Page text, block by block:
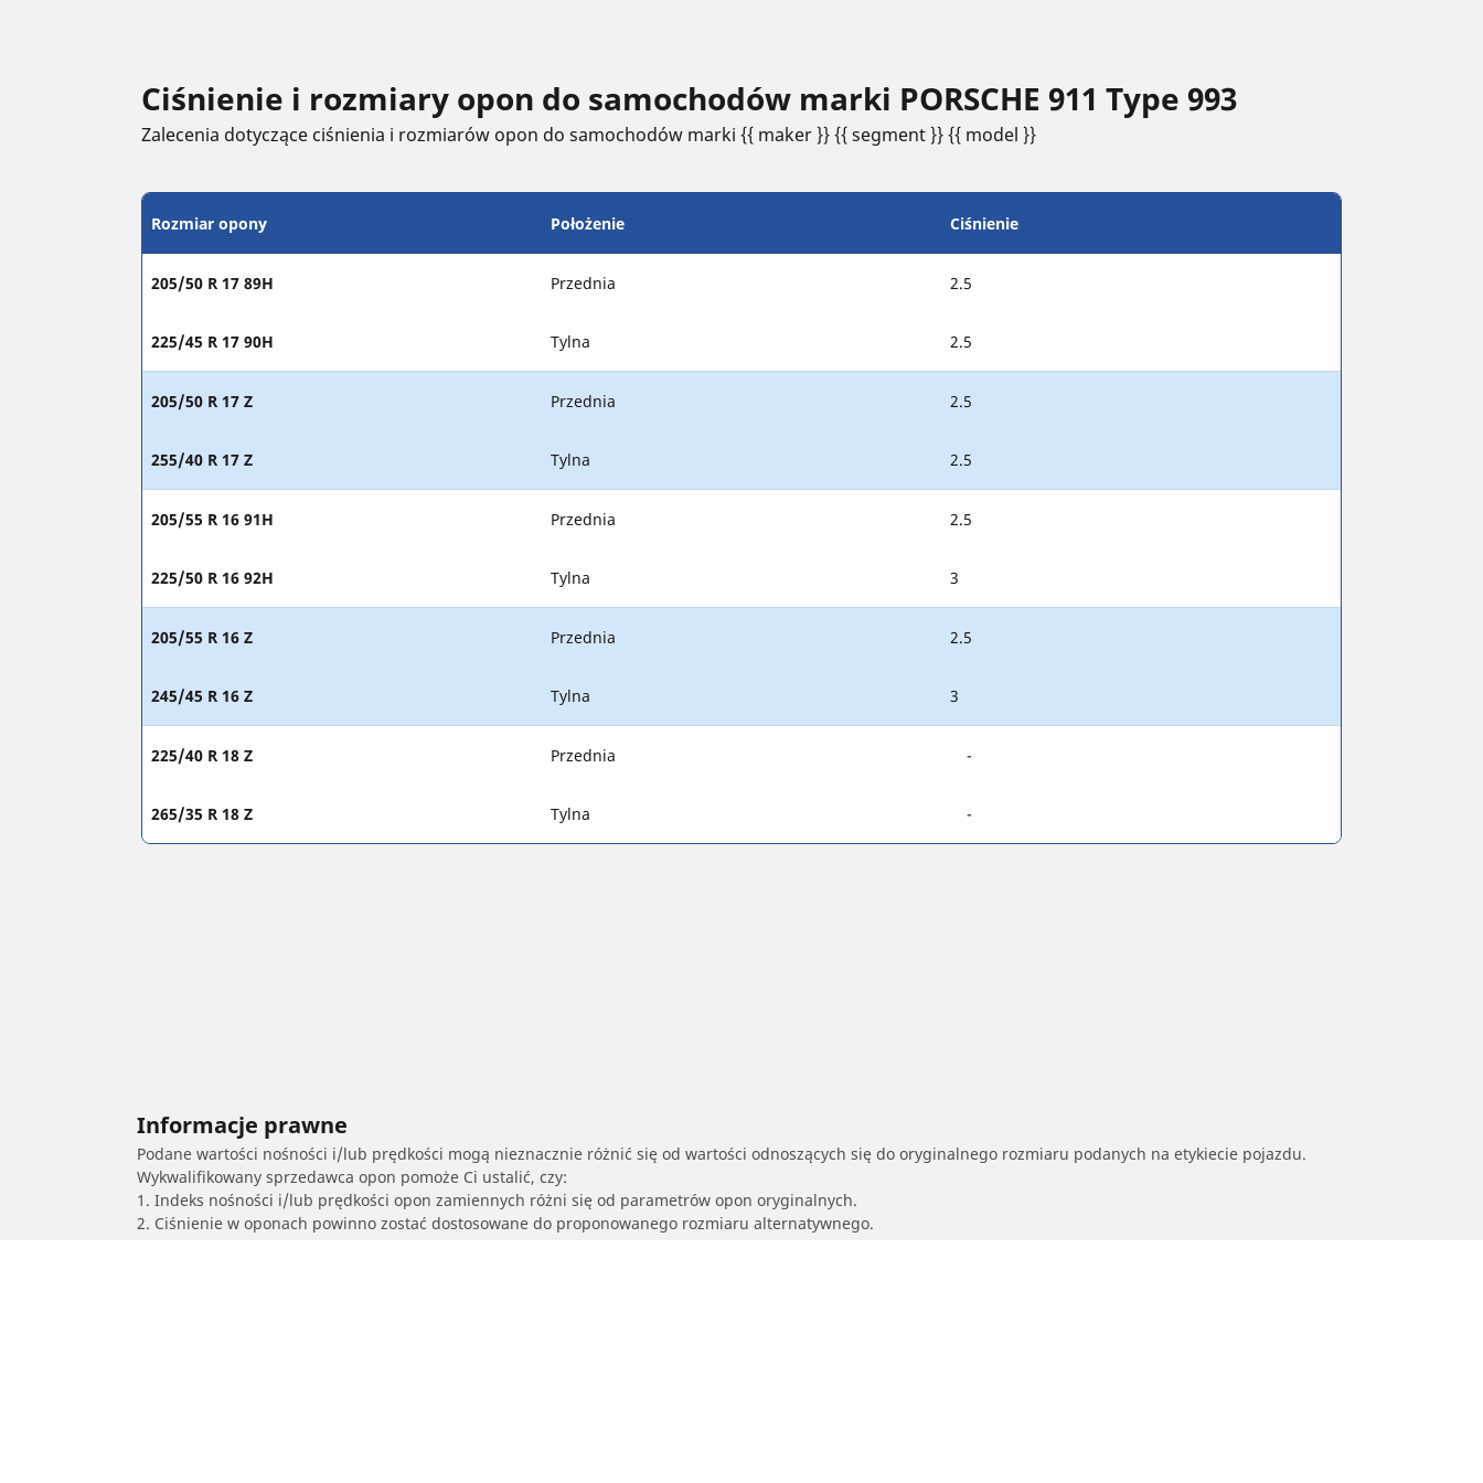
Ciśnienie i rozmiary opon do samochodów marki PORSCHE 911 Type 993
Zalecenia dotyczące ciśnienia i rozmiarów opon do samochodów marki {{ maker }} {{ segment }} {{ model }}
Rozmiar opony Położenie Ciśnienie
205/50 R 17 89H Przednia 2.5
225/45 R 17 90H Tylna 2.5
205/50 R 17 Z Przednia 2.5
255/40 R 17 Z Tylna 2.5
205/55 R 16 91H Przednia 2.5
225/50 R 16 92H Tylna 3
205/55 R 16 Z Przednia 2.5
245/45 R 16 Z Tylna 3
225/40 R 18 Z Przednia -
265/35 R 18 Z Tylna -
Informacje prawne
Podane wartości nośności i/lub prędkości mogą nieznacznie różnić się od wartości odnoszących się do oryginalnego rozmiaru podanych na etykiecie pojazdu.
Wykwalifikowany sprzedawca opon pomoże Ci ustalić, czy:
1. Indeks nośności i/lub prędkości opon zamiennych różni się od parametrów opon oryginalnych.
2. Ciśnienie w oponach powinno zostać dostosowane do proponowanego rozmiaru alternatywnego.